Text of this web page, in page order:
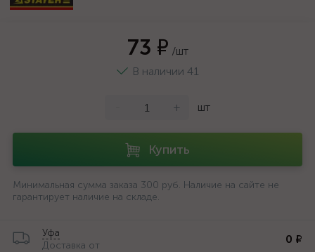
73 ₽ /шт
В наличии 41
+ шт
Купить
Минимальная сумма заказа 300 руб. Наличие на сайте не
гарантирует наличие на складе.
Уфа
Доставка от
0 ₽